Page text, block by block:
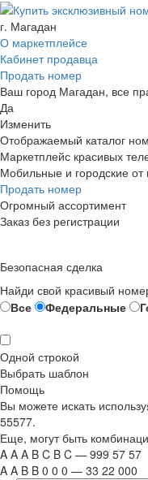
г. Магадан
О маркетплейсе
Кабинет продавца
Продать номер
Ваш город Магадан, все
Да
Изменить
Отображаемый каталог
Маркетплейс красивых
Мобильные и городские
Продать номер
Огромный ассортимент
Заказ без регистрации
Безопасная сделка
Найди свой красивый
Все
Федеральные
Одной строкой
Выбрать шаблон
Помощь
Вы можете искать
55577.
Еще, могут быть
A A A B C B C — 999 57 57
A A B B 0 0 0 — 33 22 000